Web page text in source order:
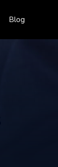
Blog